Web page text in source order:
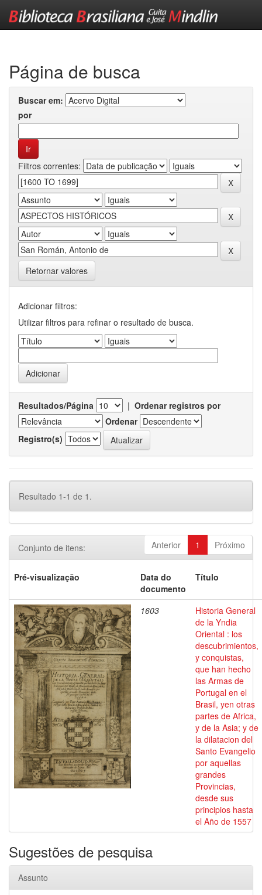
Página de busca
Buscar em:
por
Filtros correntes:
Retornar valores
Adicionar filtros:
Utilizar filtros para refinar o resultado de busca.
Resultados/Página | Ordenar registros por
Ordenar
Registro(s)
Resultado 1-1 de 1.
Anterior 1 Próximo
Conjunto de itens:
Pré-visualização
Data do
documento
Título
1603
Historia General
de la Yndia
Oriental : los
descubrimientos,
y conquistas,
que han hecho
las Armas de
Portugal en el
Brasil, yen otras
partes de Africa,
y de la Asia; y de
la dilatacion del
Santo Evangelio
por aquellas
grandes
Provincias,
desde sus
principios hasta
el Año de 1557
Sugestões de pesquisa
Assunto